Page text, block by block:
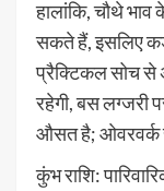
हालांकि, चौथे भाव
सकते हैं, इसलिए
प्रैक्टिकल सोच से
रहेगी, बस लग्जरी
औसत है; ओवरवर्क
कुंभ राशि: